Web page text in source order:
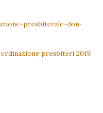
presbiterale-don-
presbiteri 2019